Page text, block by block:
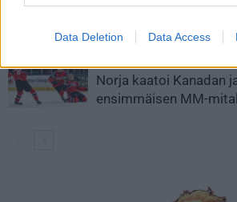
Data Deletion Data Access
Norja kaatoi Kanadan
ensimmäisen MM-